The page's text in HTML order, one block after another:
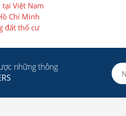
Việt Nam
Chí Minh
đất thổ cư
những thông